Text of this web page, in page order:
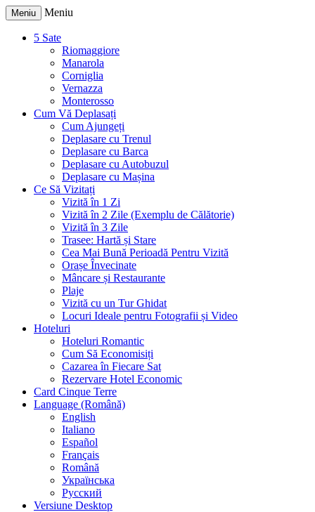
Meniu Meniu
5 Sate
Riomaggiore
Manarola
Corniglia
Vernazza
Monterosso
Cum Vă Deplasați
Cum Ajungeți
Deplasare cu Trenul
Deplasare cu Barca
Deplasare cu Autobuzul
Deplasare cu Mașina
Ce Să Vizitați
Vizită în 1 Zi
Vizită în 2 Zile (Exemplu de Călătorie)
Vizită în 3 Zile
Trasee: Hartă și Stare
Cea Mai Bună Perioadă Pentru Vizită
Orașe Învecinate
Mâncare și Restaurante
Plaje
Vizită cu un Tur Ghidat
Locuri Ideale pentru Fotografii și Video
Hoteluri
Hoteluri Romantic
Cum Să Economisiți
Cazarea în Fiecare Sat
Rezervare Hotel Economic
Card Cinque Terre
Language (Română)
English
Italiano
Español
Français
Română
Українська
Русский
Versiune Desktop